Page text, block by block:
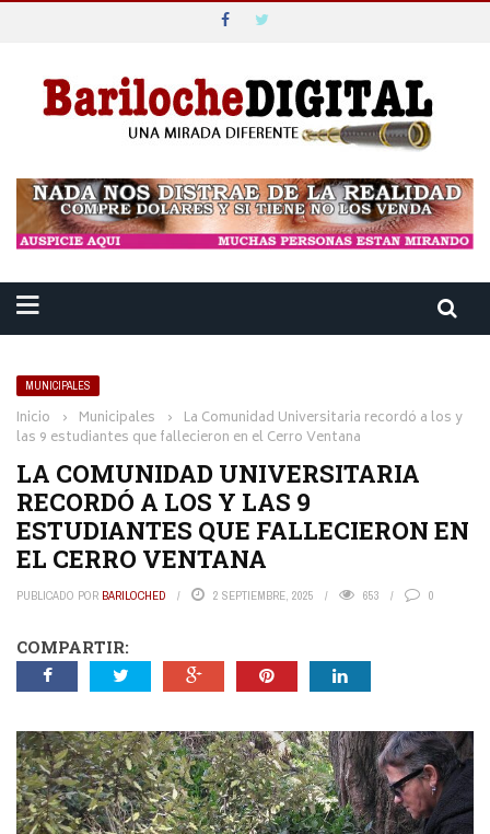
MUNICIPALES
Inicio › Municipales › La Comunidad Universitaria recordó a los y
las 9 estudiantes que fallecieron en el Cerro Ventana
LA COMUNIDAD UNIVERSITARIA
RECORDÓ A LOS Y LAS 9
ESTUDIANTES QUE FALLECIERON EN
EL CERRO VENTANA
PUBLICADO POR BARILOCHED 2 SEPTIEMBRE, 2025 653 0
COMPARTIR: